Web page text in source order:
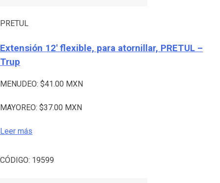
PRETUL
Extensión 12′ flexible, para atornillar, PRETUL –
Trup
MENUDEO: $41.00 MXN
MAYOREO: $37.00 MXN
Leer más
CÓDIGO: 19599